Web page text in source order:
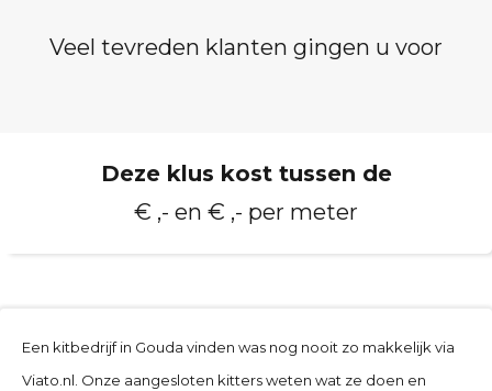
Veel tevreden klanten gingen u voor
Deze klus kost tussen de
€ ,- en € ,- per meter
Een kitbedrijf in Gouda vinden was nog nooit zo makkelijk via
Viato.nl. Onze aangesloten kitters weten wat ze doen en